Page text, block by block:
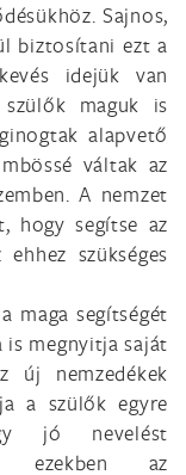
Sajnos,
biztosítani ezt a
idejük van
maguk is
alapvető
váltak az
A nemzet
hogy segítse az
szükséges
maga segítségét
is megnyitja saját
új nemzedékek
a szülők egyre
jó nevelést
ezekben az